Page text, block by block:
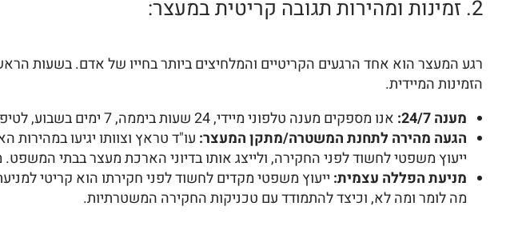
2. זמינות ומהירות תגובה קריטית במעצר:
רגע המעצר הוא אחד הרגעים הקריטיים והמלחיצים ביותר בחייו של אדם. בשעות
הזמינות המיידית.
מענה 24/7:
אנו מספקים מענה טלפוני מיידי, 24 שעות ביממה, 7 ימים בשבוע, לטיפול במקרים דחופים של מעצר.
הגעה מהירה לתחנת המשטרה/מתקן המעצר: עו"ד טראץ וצוותו יגיעו
ייעוץ משפטי לחשוד לפני החקירה, ולייצג אותו בדיוני הארכת מעצר בבתי
מניעת הפללה עצמית: ייעוץ משפטי מקדים לחשוד לפני חקירתו הוא קריטי
מה לומר ומה לא, וכיצד להתמודד עם טכניקות החקירה המשטרתיות.